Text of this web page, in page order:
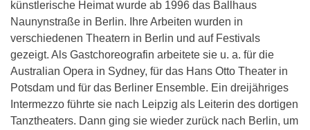
künstlerische Heimat wurde ab 1996 das Ballhaus
Naunynstraße in Berlin. Ihre Arbeiten wurden in
verschiedenen Theatern in Berlin und auf Festivals
gezeigt. Als Gastchoreografin arbeitete sie u. a. für die
Australian Opera in Sydney, für das Hans Otto Theater in
Potsdam und für das Berliner Ensemble. Ein dreijähriges
Intermezzo führte sie nach Leipzig als Leiterin des dortigen
Tanztheaters. Dann ging sie wieder zurück nach Berlin, um